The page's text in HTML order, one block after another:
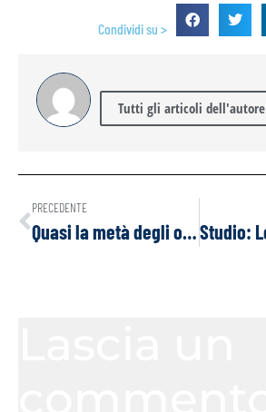
Condividi su >
Tutti gli articoli dell'autore
PRECEDENTE
Quasi la metà degli operatori sanitari esita ad assumere i booster per il COVID-19